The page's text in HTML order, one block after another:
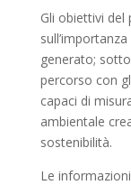
Gli obiettivi del
generato;
percorso con
capaci di
ambientale
sostenibilità.
Le